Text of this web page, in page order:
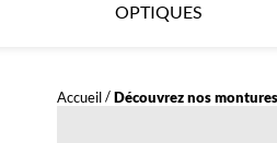
LYNX
OPTIQUES
Accueil Découvrez nos